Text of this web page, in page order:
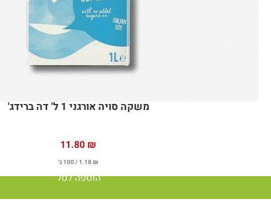
משקה סויה אורגני 1 ל' דה ברידג'
11.80 ₪
1.18₪ / 100 ג׳
הוספה לסל